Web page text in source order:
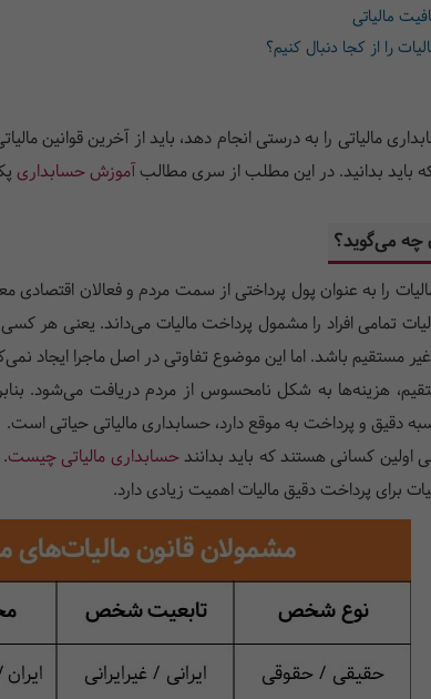
مالیاتی
را از کجا دنبال کنیم؟
مالیاتی را به درستی انجام دهد، باید از آخرین قوانین
باید بدانید. در این مطلب از سری مطالبآموزش حسابداری
چه می‌گوید؟
مالیات را به عنوان پول پرداختی از سمت مردم و فعالان
تمامی افراد را مشمول پرداخت مالیات می‌داند. یعنی هر
مستقیم باشد. اما این موضوع تفاوتی در اصل ماجرا ایجاد
هزینه‌ها به شکل نامحسوس از مردم دریافت می‌شود.
دقیق و پرداخت به موقع دارد، حسابداری مالیاتی حیاتی است.
اولین کسانی هستند که باید بدانندحسابداری مالیاتی چیست.
برای پرداخت دقیق مالیات اهمیت زیادی دارد.